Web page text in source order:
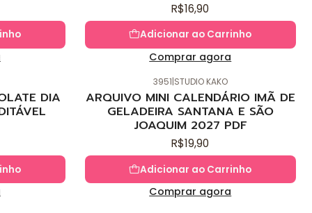
R$16,90
Adicionar ao Carrinho
Comprar agora
DIA
3951|STUDIO KAKO
ARQUIVO MINI CALENDÁRIO IMÃ DE
GELADEIRA SANTANA E SÃO
JOAQUIM 2027 PDF
R$19,90
Adicionar ao Carrinho
Comprar agora